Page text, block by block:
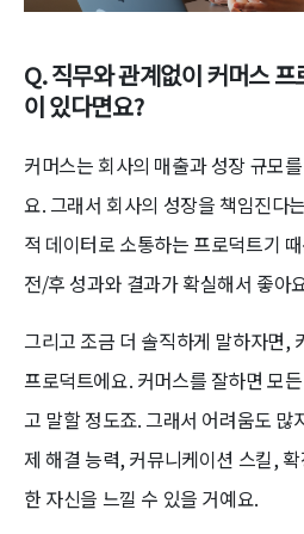
Q. 직무와 관계없이 커머스
이 있다면요?
커머스는 회사의 매출과 성장 규모
요. 그래서 회사의 성장을 책임진다
적 데이터로 소통하는 프로덕트기
전/후 성과와 결과가 확실해서 좋아
그리고 조금 더 솔직하게 말하자면,
프로덕트에요. 커머스를 잘하면 모
고 말할 정도죠. 그래서 어려움도 많
제 해결 능력, 커뮤니케이션 스킬,
한 자신을 느낄 수 있을 거예요.